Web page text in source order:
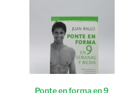
Ponte en forma en 9